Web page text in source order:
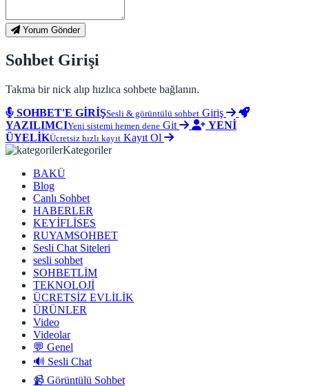
Yorum Gönder
Sohbet Girişi
Takma bir nick alıp hızlıca sohbete bağlanın.
SOHBET'E GİRİŞSesli & görüntülü sohbet Giriş
YAZILIMCIYeni sistemi hemen dene Git
YENİ
ÜYELİKÜcretsiz hızlı kayıt Kayıt Ol
Kategoriler
BAKÜ
Blog
Canlı Sohbet
HABERLER
KEYİFLİSES
RUYAMSOHBET
Sesli Chat Siteleri
sesli sohbet
SOHBETLİM
TEKNOLOJİ
ÜCRETSİZ EVLİLİK
ÜRÜNLER
Video
Videolar
💬 Genel
🔊 Sesli Chat
📹 Görüntülü Sohbet